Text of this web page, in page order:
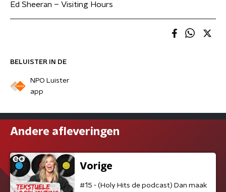
BELUISTER IN DE
NPO Luister
app
Ed Sheeran – Visiting Hours
Andere afleveringen
Vorige
#15 - (Holy Hits de podcast) Dan maak